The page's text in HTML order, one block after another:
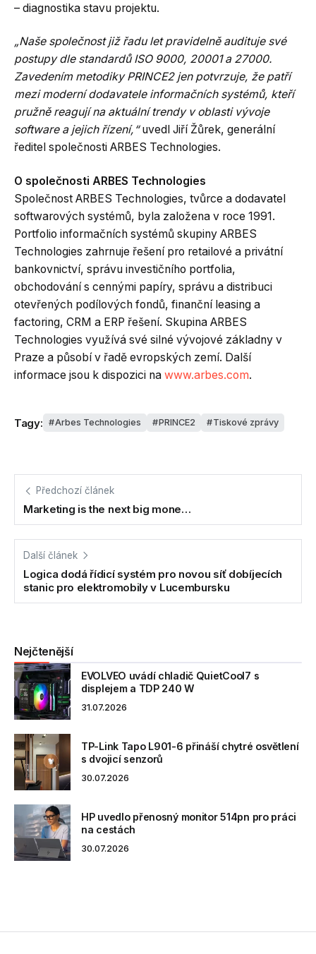
– diagnostika stavu projektu.
„Naše společnost již řadu let pravidelně audituje své
postupy dle standardů ISO 9000, 20001 a 27000.
Zavedením metodiky PRINCE2 jen potvrzuje, že patří
mezi moderní dodavatele informačních systémů, kteří
pružně reagují na aktuální trendy v oblasti vývoje
software a jejich řízení,“uvedl Jiří Žůrek, generální
ředitel společnosti ARBES Technologies.
O společnosti ARBES Technologies
Společnost ARBES Technologies, tvůrce a dodavatel
softwarových systémů, byla založena v roce 1991.
Portfolio informačních systémů skupiny ARBES
Technologies zahrnuje řešení pro retailové a privátní
bankovnictví, správu investičního portfolia,
obchodování s cennými papíry, správu a distribuci
otevřených podílových fondů, finanční leasing a
factoring, CRM a ERP řešení. Skupina ARBES
Technologies využívá své silné vývojové základny v
Praze a působí v řadě evropských zemí. Další
informace jsou k dispozici na www.arbes.com.
Tagy: Arbes Technologies PRINCE2 Tiskové zprávy
Předchozí článek
Marketing is the next big mone…
Další článek
Logica dodá řídicí systém pro novou síť dobíjecích
stanic pro elektromobily v Lucembursku
Nejčtenější
EVOLVEO uvádí chladič QuietCool7 s
displejem a TDP 240 W
31.07.2026
TP-Link Tapo L901-6 přináší chytré osvětlení
s dvojicí senzorů
30.07.2026
HP uvedlo přenosný monitor 514pn pro práci
na cestách
30.07.2026